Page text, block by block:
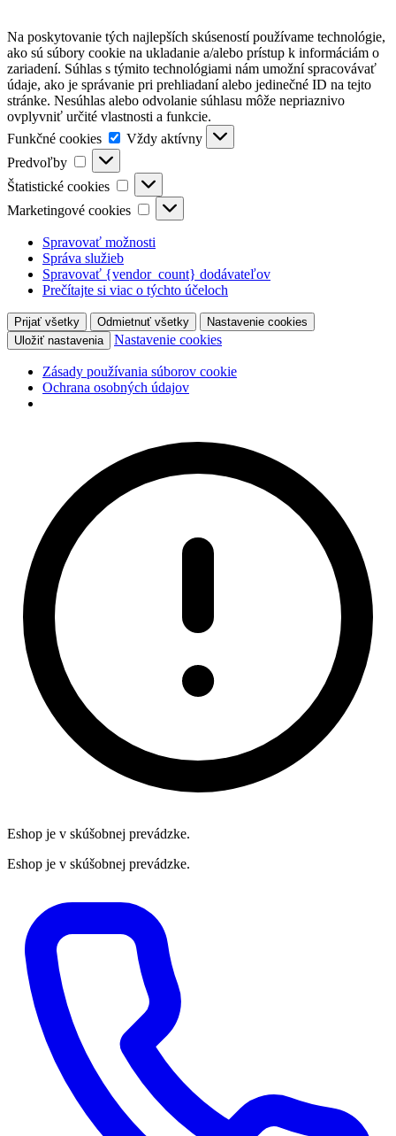
Na poskytovanie tých najlepších skúseností používame technológie,
ako sú súbory cookie na ukladanie a/alebo prístup k informáciám o
zariadení. Súhlas s týmito technológiami nám umožní spracovávať
údaje, ako je správanie pri prehliadaní alebo jedinečné ID na tejto
stránke. Nesúhlas alebo odvolanie súhlasu môže nepriaznivo
ovplyvniť určité vlastnosti a funkcie.
Funkčné cookies
Funkčné
cookies
Vždy aktívny
Predvoľby
Predvoľby
Štatistické cookies
Štatistické
cookies
Marketingové cookies
Marketingové
cookies
Spravovať možnosti
Správa služieb
Spravovať {vendor_count} dodávateľov
Prečítajte si viac o týchto účeloch
Prijať všetky Odmietnuť všetky
Nastavenie cookies
Uložiť nastavenia
Nastavenie cookies
Zásady používania súborov cookie
Ochrana osobných údajov
Eshop je v skúšobnej prevádzke.
Eshop je v skúšobnej prevádzke.
obsah